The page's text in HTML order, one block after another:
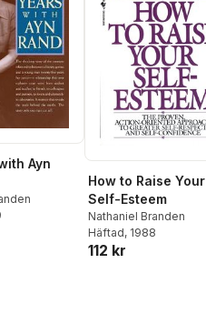
Ayn
How to Raise Your
Self-Esteem
Nathaniel Branden
Häftad, 1988
112 kr